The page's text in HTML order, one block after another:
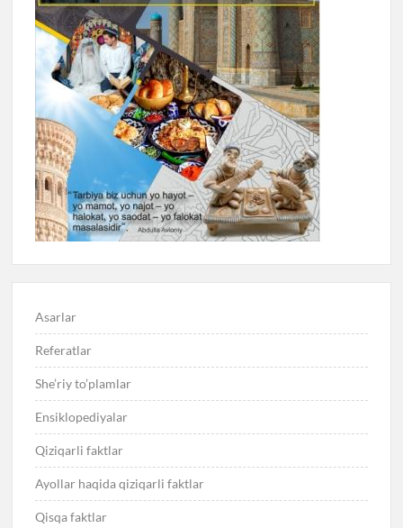
Asarlar
Referatlar
She’riy to’plamlar
Ensiklopediyalar
Qiziqarli faktlar
Ayollar haqida qiziqarli faktlar
Qisqa faktlar